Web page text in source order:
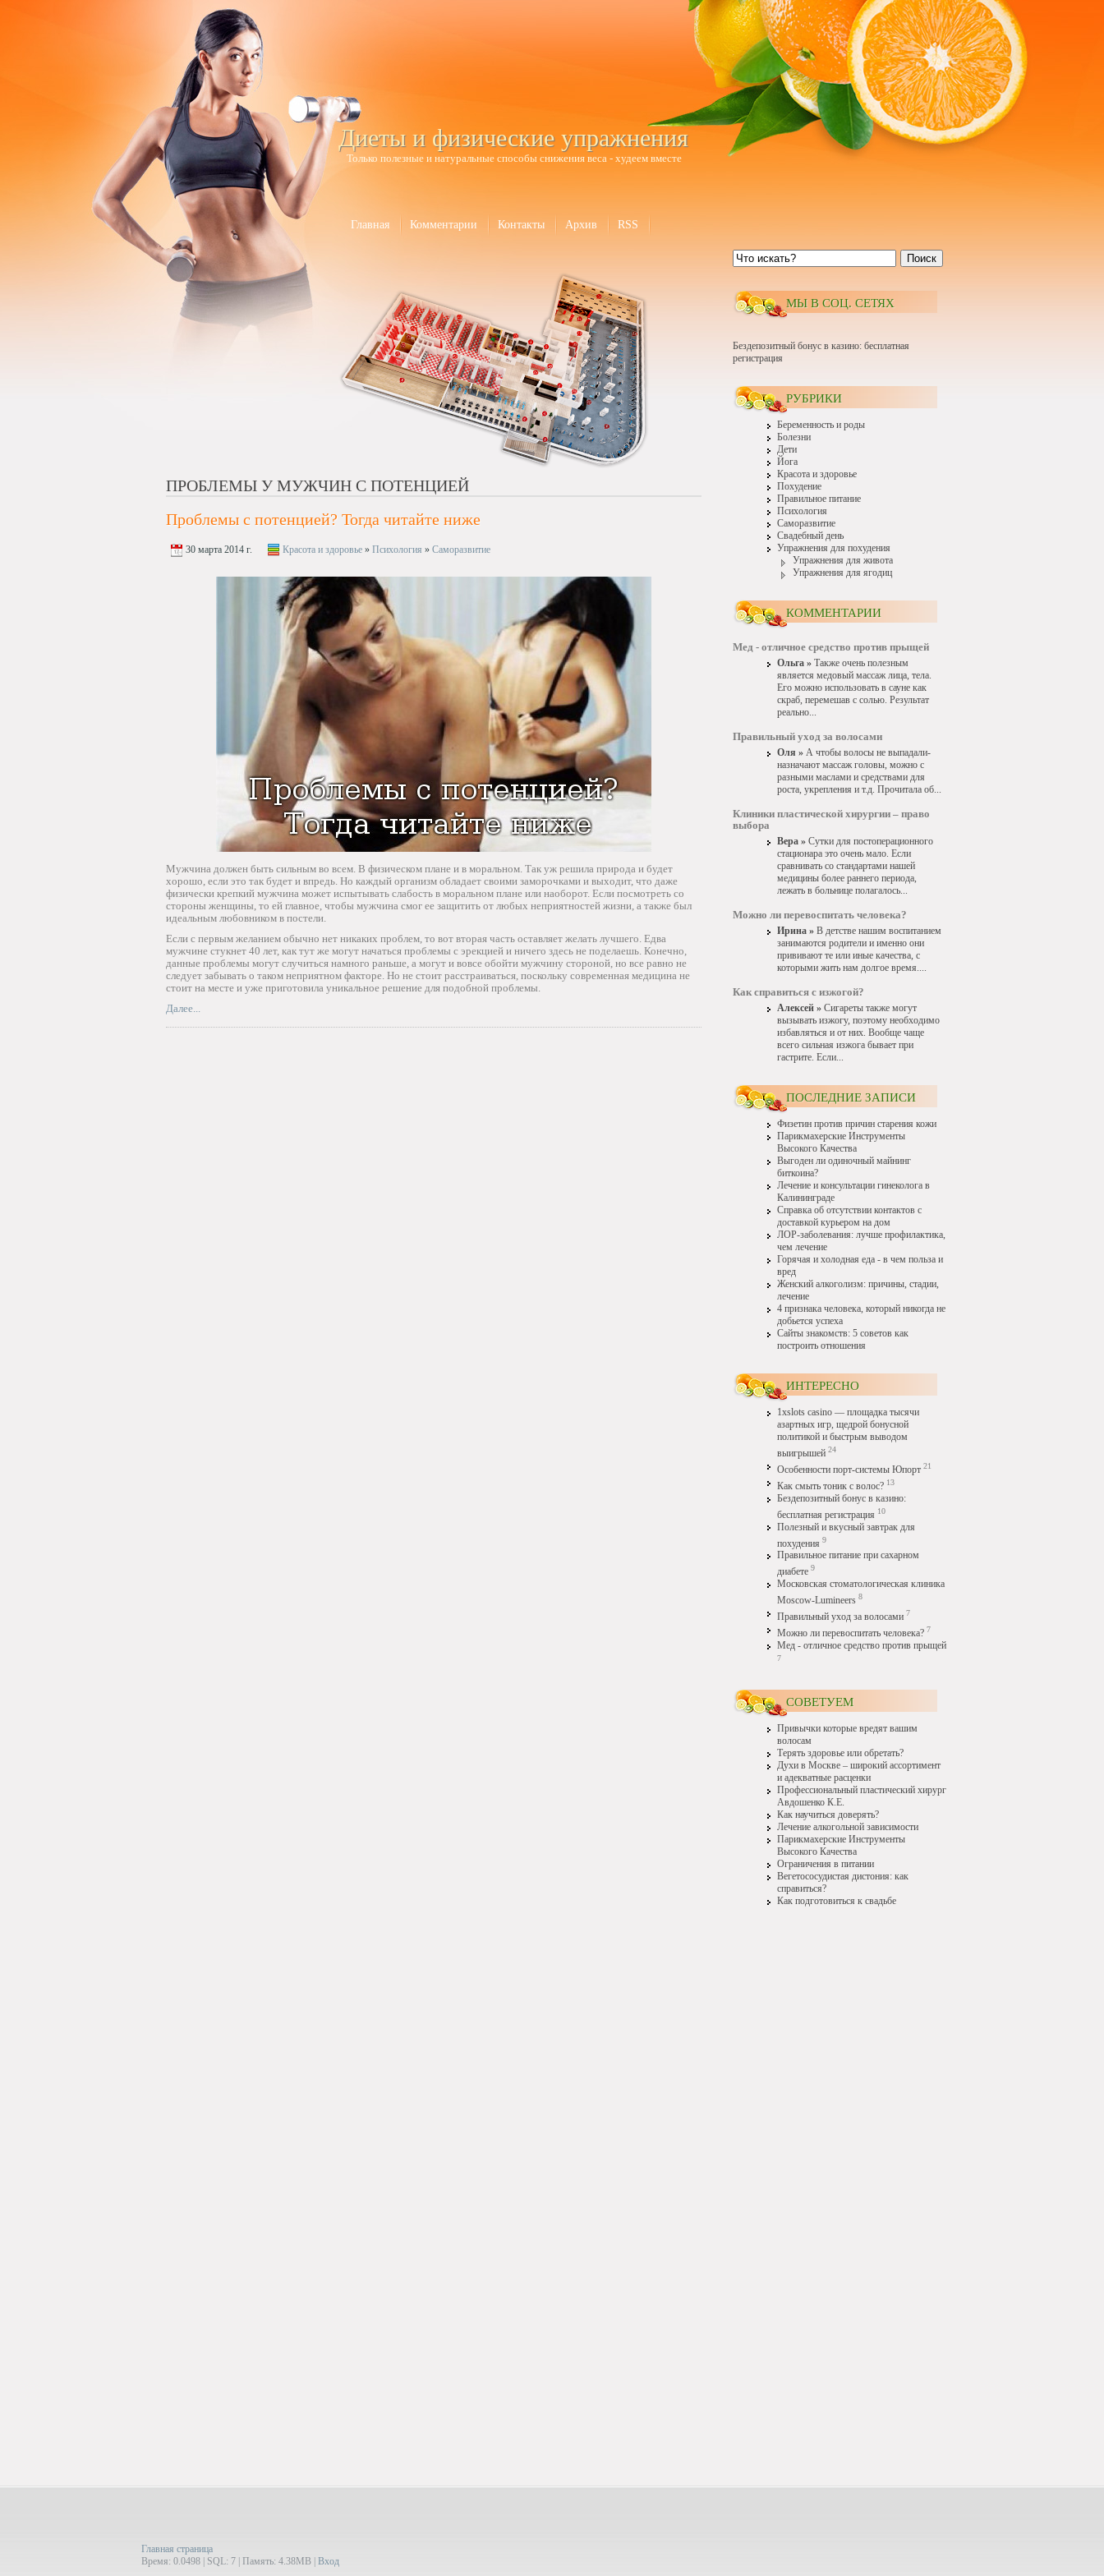
Диеты и физические упражнения
Только полезные и натуральные способы снижения веса - худеем вместе
Главная Комментарии Контакты Архив RSS
ПРОБЛЕМЫ У МУЖЧИН С ПОТЕНЦИЕЙ
Проблемы с потенцией? Тогда читайте ниже
30 марта 2014 г. Красота и здоровье » Психология » Саморазвитие
Мужчина должен быть сильным во всем. В физическом плане и в моральном. Так уж решила природа и будет
хорошо, если это так будет и впредь. Но каждый организм обладает своими заморочками и выходит, что даже
физически крепкий мужчина может испытывать слабость в моральном плане или наоборот. Если посмотреть со
стороны женщины, то ей главное, чтобы мужчина смог ее защитить от любых неприятностей жизни, а также был
идеальным любовником в постели.
Если с первым желанием обычно нет никаких проблем, то вот вторая часть оставляет желать лучшего. Едва
мужчине стукнет 40 лет, как тут же могут начаться проблемы с эрекцией и ничего здесь не поделаешь. Конечно,
данные проблемы могут случиться намного раньше, а могут и вовсе обойти мужчину стороной, но все равно не
следует забывать о таком неприятном факторе. Но не стоит расстраиваться, поскольку современная медицина не
стоит на месте и уже приготовила уникальное решение для подобной проблемы.
Далее...
Поиск
МЫ В СОЦ. СЕТЯХ
Бездепозитный бонус в казино: бесплатная
регистрация
РУБРИКИ
Беременность и роды
Болезни
Дети
Йога
Красота и здоровье
Похудение
Правильное питание
Психология
Саморазвитие
Свадебный день
Упражнения для похудения
Упражнения для живота
Упражнения для ягодиц
КОММЕНТАРИИ
Мед - отличное средство против прыщей
Ольга » Также очень полезным
является медовый массаж лица, тела.
Его можно использовать в сауне как
скраб, перемешав с солью. Результат
реально...
Правильный уход за волосами
Оля » А чтобы волосы не выпадали-
назначают массаж головы, можно с
разными маслами и средствами для
роста, укрепления и т.д. Прочитала об...
Клиники пластической хирургии – право
выбора
Вера » Сутки для постоперационного
стационара это очень мало. Если
сравнивать со стандартами нашей
медицины более раннего периода,
лежать в больнице полагалось...
Можно ли перевоспитать человека?
Ирина » В детстве нашим воспитанием
занимаются родители и именно они
прививают те или иные качества, с
которыми жить нам долгое время....
Как справиться с изжогой?
Алексей » Сигареты также могут
вызывать изжогу, поэтому необходимо
избавляться и от них. Вообще чаще
всего сильная изжога бывает при
гастрите. Если...
ПОСЛЕДНИЕ ЗАПИСИ
Физетин против причин старения кожи
Парикмахерские Инструменты
Высокого Качества
Выгоден ли одиночный майнинг
биткоина?
Лечение и консультации гинеколога в
Калининграде
Справка об отсутствии контактов с
доставкой курьером на дом
ЛОР-заболевания: лучше профилактика,
чем лечение
Горячая и холодная еда - в чем польза и
вред
Женский алкоголизм: причины, стадии,
лечение
4 признака человека, который никогда не
добьется успеха
Сайты знакомств: 5 советов как
построить отношения
ИНТЕРЕСНО
1xslots casino — площадка тысячи
азартных игр, щедрой бонусной
политикой и быстрым выводом
выигрышей 24
Особенности порт-системы Юпорт 21
Как смыть тоник с волос? 13
Бездепозитный бонус в казино:
бесплатная регистрация 10
Полезный и вкусный завтрак для
похудения 9
Правильное питание при сахарном
диабете 9
Московская стоматологическая клиника
Moscow-Lumineers 8
Правильный уход за волосами 7
Можно ли перевоспитать человека? 7
Мед - отличное средство против прыщей
7
СОВЕТУЕМ
Привычки которые вредят вашим
волосам
Терять здоровье или обретать?
Духи в Москве – широкий ассортимент
и адекватные расценки
Профессиональный пластический хирург
Авдошенко К.Е.
Как научиться доверять?
Лечение алкогольной зависимости
Парикмахерские Инструменты
Высокого Качества
Ограничения в питании
Вегетососудистая дистония: как
справиться?
Как подготовиться к свадьбе
Главная страница
Время: 0.0498 | SQL: 7 | Память: 4.38MB Вход